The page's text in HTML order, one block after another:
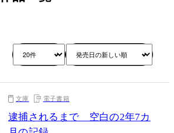
文庫 電子書籍
逮捕されるまで 空白の2年7カ